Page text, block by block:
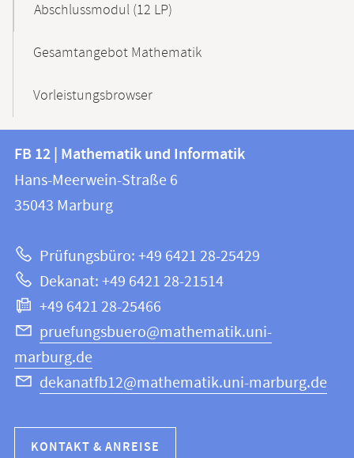
Abschlussmodul (12 LP)
Gesamtangebot Mathematik
Vorleistungsbrowser
Kontakt
und
Informationen
Website
FB
12
|
und
Informatik
FB 12 | Mathematik und Informatik
Hans-Meerwein-Straße 6
35043 Marburg
Prüfungsbüro: +49 6421 28-25429
Dekanat: +49 6421 28-21514
+49 6421 28-25466
pruefungsbuero@mathematik.uni-
marburg.de
dekanatfb12@mathematik.uni-marburg.de
KONTAKT & ANREISE